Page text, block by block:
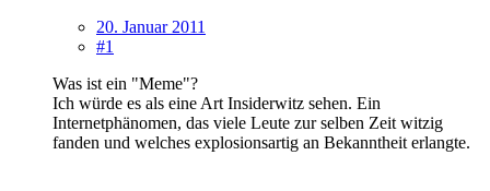
20. Januar 2011
#1
Was ist ein "Meme"?
Ich würde es als eine Art Insiderwitz sehen. Ein
Internetphänomen, das viele Leute zur selben Zeit witzig
fanden und welches explosionsartig an Bekanntheit erlangte.